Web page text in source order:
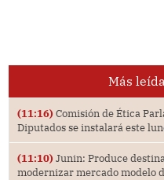
Más
(11:16) Comisión de Ética
Diputados se instalará este
(11:10) Junin: Produce
modernizar mercado modelo